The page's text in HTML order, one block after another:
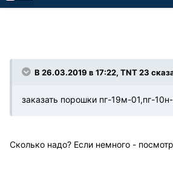
В 26.03.2019 в 17:22, TNT 23
заказать порошки пг-19м-01,пг-
Сколько надо? Если немного -